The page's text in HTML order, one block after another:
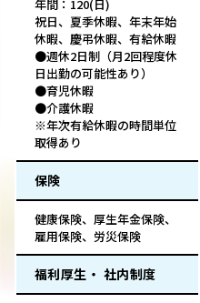
年間：120(日)
祝日、夏季休暇、年末年始
休暇、慶弔休暇、有給休暇
●週休2日制（月2回程度休
日出勤の可能性あり）
●育児休暇
●介護休暇
※年次有給休暇の時間単位
取得あり
保険
健康保険、厚生年金保険、
雇用保険、労災保険
福利厚生・ 社内制度